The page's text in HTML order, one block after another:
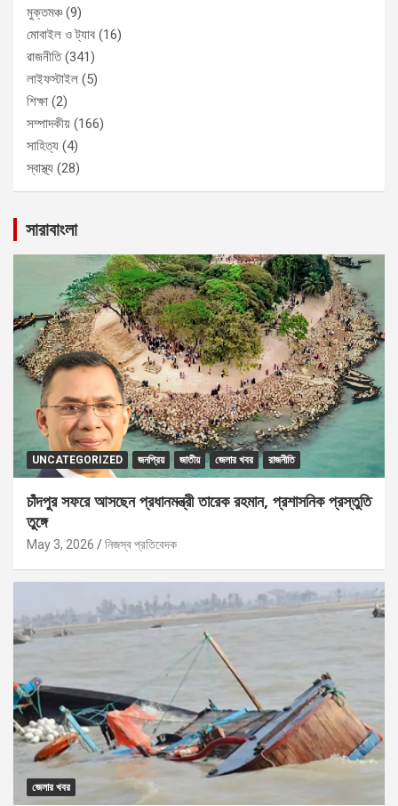
মুক্তমঞ্চ(9)
মোবাইল ও ট্যাব (16)
রাজনীতি(341)
লাইফস্টাইল (5)
শিক্ষা (2)
সম্পাদকীয় (166)
সাহিত্য (4)
স্বাস্থ্য (28)
সারাবাংলা
UNCATEGORIZED জনপ্রিয় জাতীয় জেলার খবর রাজনীতি
চাঁদপুর সফরে আসছেন প্রধানমন্ত্রী তারেক রহমান, প্রশাসনিক প্রস্তুতি
তুঙ্গে
May 3, 2026 নিজস্ব প্রতিবেদক
জেলার খবর